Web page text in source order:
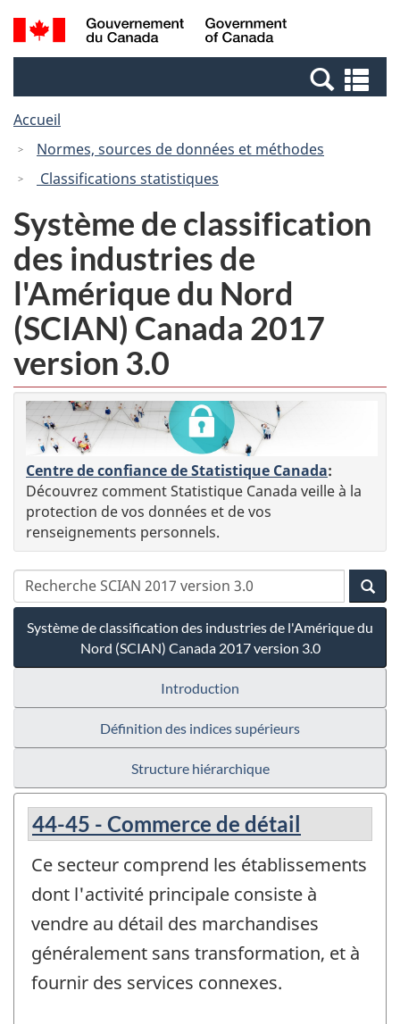
Passer
au
Passer
à
Canada
Recherche
et
et
Accueil
Normes, sources de données et méthodes
Classifications statistiques
Système de classification
des industries de
l'Amérique du Nord
(SCIAN) Canada 2017
version 3.0
Centre de confiance de Statistique Canada:
Découvrez comment Statistique Canada veille à la
protection de vos données et de vos
renseignements personnels.
Système de classification des industries de l'Amérique du
Nord (SCIAN) Canada 2017 version 3.0
Introduction
Définition des indices supérieurs
Structure hiérarchique
44-45 - Commerce de détail
Ce secteur comprend les établissements
dont l'activité principale consiste à
vendre au détail des marchandises
généralement sans transformation, et à
fournir des services connexes.